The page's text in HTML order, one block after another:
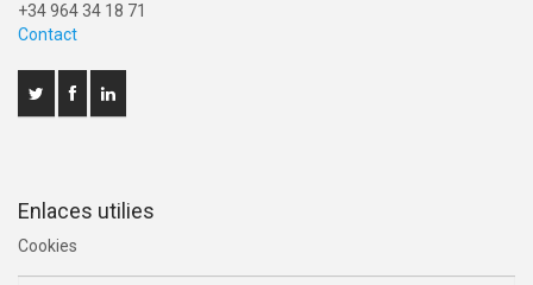
+34 964 34 18 71
Contact
Enlaces utilies
Cookies